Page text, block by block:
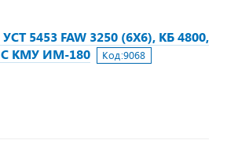
5453 FAW 3250 (6Х6), КБ 4800,
КМУ ИМ-180
Код:9068